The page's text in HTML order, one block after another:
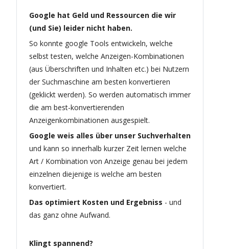
Google hat Geld und Ressourcen die wir
(und Sie) leider nicht haben.
So konnte google Tools entwickeln, welche
selbst testen, welche Anzeigen-Kombinationen
(aus Überschriften und Inhalten etc.) bei Nutzern
der Suchmaschine am besten konvertieren
(geklickt werden). So werden automatisch immer
die am best-konvertierenden
Anzeigenkombinationen ausgespielt.
Google weis alles über unser Suchverhalten
und kann so innerhalb kurzer Zeit lernen welche
Art / Kombination von Anzeige genau bei jedem
einzelnen diejenige is welche am besten
konvertiert.
Das optimiert Kosten und Ergebniss - und
das ganz ohne Aufwand.
Klingt spannend?